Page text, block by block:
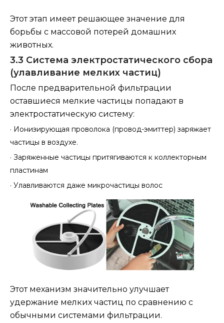
Этот этап имеет решающее значение для
борьбы с массовой потерей домашних
животных.
3.3 Система электростатического сбора
(улавливание мелких частиц)
После предварительной фильтрации
оставшиеся мелкие частицы попадают в
электростатическую систему:
· Ионизирующая проволока (провод-эмиттер) заряжает
частицы в воздухе.
· Заряженные частицы притягиваются к коллекторным
пластинам
· Улавливаются даже микрочастицы волос
Этот механизм значительно улучшает
удержание мелких частиц по сравнению с
обычными системами фильтрации.